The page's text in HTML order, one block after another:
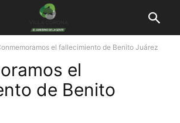
el fallecimiento de Benito Juárez
el
de Benito